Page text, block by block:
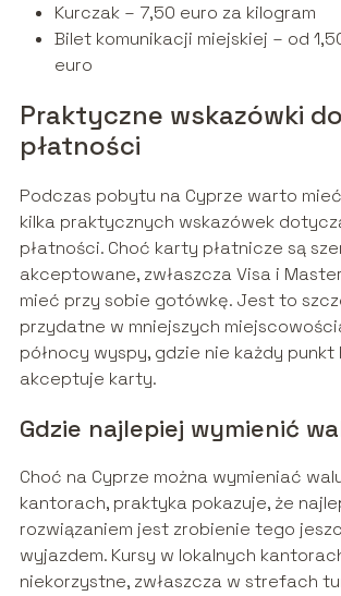
Kurczak – 7,50 euro za kilogram
Bilet komunikacji miejskiej – od
euro
Praktyczne wskazówki
płatności
Podczas pobytu na Cyprze warto
kilka praktycznych wskazówek
płatności. Choć karty płatnicze są
akceptowane, zwłaszcza Visa i
mieć przy sobie gotówkę. Jest to
przydatne w mniejszych
północy wyspy, gdzie nie każdy punkt
akceptuje karty.
Gdzie najlepiej wymienić
Choć na Cyprze można wymieniać
kantorach, praktyka pokazuje, że
rozwiązaniem jest zrobienie tego
wyjazdem. Kursy w lokalnych
niekorzystne, zwłaszcza w strefach